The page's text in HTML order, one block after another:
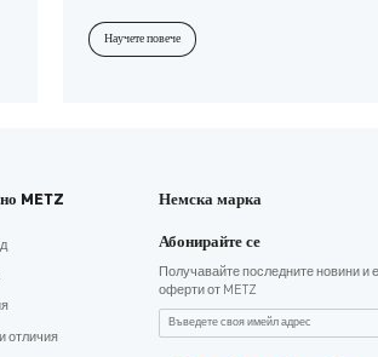
Научете повече
METZ
отличия
Немска марка
Абонирайте се
Получавайте последните новини и
оферти от METZ